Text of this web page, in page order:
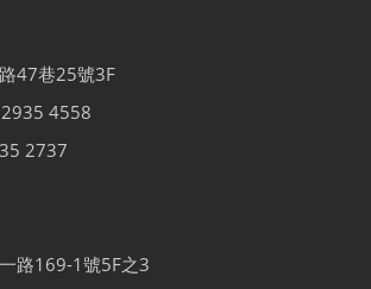
47巷25號3F
4558
2737
路169-1號5F之3